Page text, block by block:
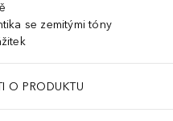
se zemitými tóny
O PRODUKTU